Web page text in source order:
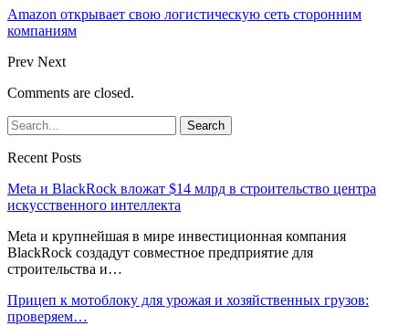
Amazon открывает свою логистическую сеть сторонним
компаниям
Prev Next
Comments are closed.
Recent Posts
Meta и BlackRock вложат $14 млрд в строительство центра
искусственного интеллекта
Meta и крупнейшая в мире инвестиционная компания
BlackRock создадут совместное предприятие для
строительства и…
Прицеп к мотоблоку для урожая и хозяйственных грузов:
проверяем…